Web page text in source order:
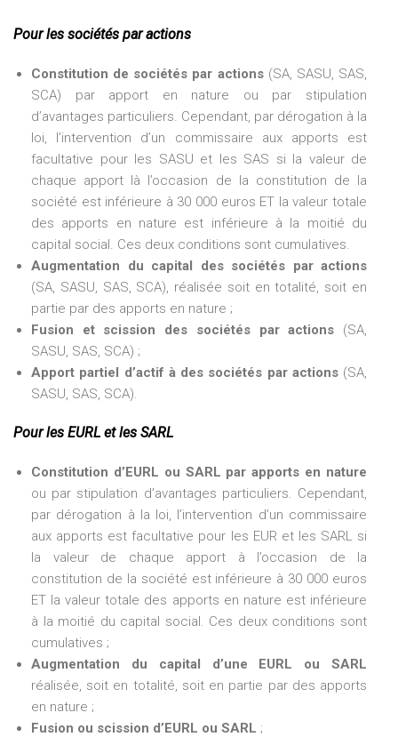
Pour les sociétés par actions
Constitution de sociétés par actions(SA, SASU, SAS,
SCA) par apport en nature ou par stipulation
d’avantages particuliers. Cependant, par dérogation à la
loi, l’intervention d’un commissaire aux apports est
facultative pour les SASU et les SAS si la valeur de
chaque apport là l’occasion de la constitution de la
société est inférieure à 30 000 euros ET la valeur totale
des apports en nature est inférieure à la moitié du
capital social. Ces deux conditions sont cumulatives.
Augmentation du capital des sociétés par actions
(SA, SASU, SAS, SCA), réalisée soit en totalité, soit en
partie par des apports en nature ;
Fusion et scission des sociétés par actions (SA,
SASU, SAS, SCA) ;
Apport partiel d’actif à des sociétés par actions(SA,
SASU, SAS, SCA).
Pour les EURL et les SARL
Constitution d’EURL ou SARL par apports en nature
ou par stipulation d’avantages particuliers. Cependant,
par dérogation à la loi, l’intervention d’un commissaire
aux apports est facultative pour les EUR et les SARL si
la valeur de chaque apport à l’occasion de la
constitution de la société est inférieure à 30 000 euros
ET la valeur totale des apports en nature est inférieure
à la moitié du capital social. Ces deux conditions sont
cumulatives ;
Augmentation du capital d’une EURL ou SARL
réalisée, soit en totalité, soit en partie par des apports
en nature ;
Fusion ou scission d’EURL ou SARL ;